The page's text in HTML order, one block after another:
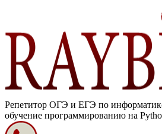
Репетитор ОГЭ и ЕГЭ по
обучение программированию на